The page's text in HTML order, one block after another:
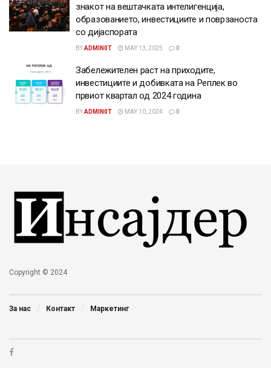
знакот на вештачката интелигенција,
образованието, инвестициите и поврзаноста
со дијаспората
BYADMIN0T MAY 13, 2025 0
Забележителен раст на приходите,
инвестициите и добивката на Реплек во
првиот квартал од 2024 година
BYADMIN0T MAY 10, 2024 0
Copyright © 2024
За нас Контакт Маркетинг